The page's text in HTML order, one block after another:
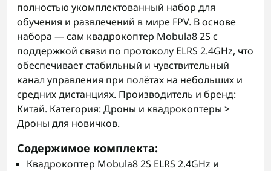
полностью укомплектованный набор для
обучения и развлечений в мире FPV. В основе
набора — сам квадрокоптер Mobula8 2S с
поддержкой связи по протоколу ELRS 2.4GHz, что
обеспечивает стабильный и чувствительный
канал управления при полётах на небольших и
средних дистанциях. Производитель и бренд:
Китай. Категория: Дроны и квадрокоптеры >
Дроны для новичков.
Содержимое комплекта:
Квадрокоптер Mobula8 2S ELRS 2.4GHz и